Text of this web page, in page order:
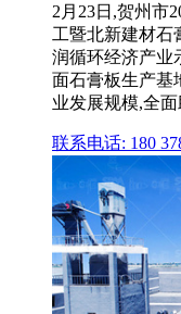
2月23日,贺州市
工暨北新建材石
润循环经济产业
面石膏板生产基
业发展规模,全面
联系电话: 180